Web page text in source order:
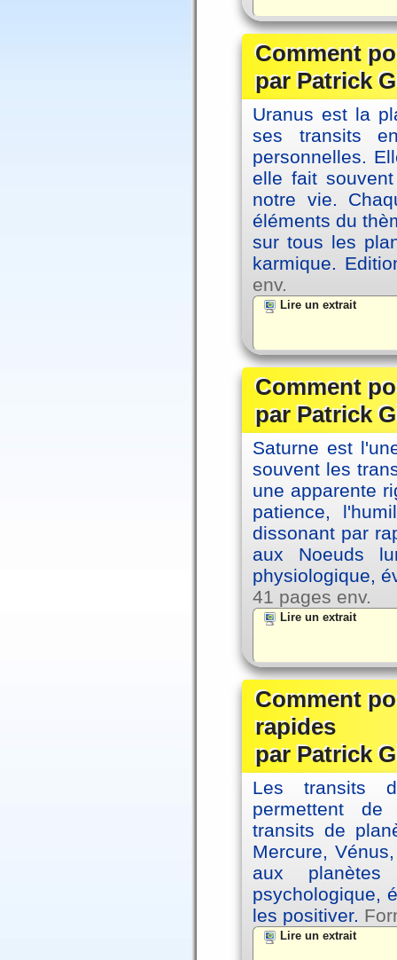
Comment
par Patrick
Uranus est la
ses transits
personnelles.
elle fait
notre vie.
éléments du
sur tous les
karmique.
env.
Lire un extrait
Comment
par Patrick
Saturne est
souvent les
une apparente
patience,
dissonant par
aux Noeuds
physiologique,
41 pages env.
Lire un extrait
Comment
rapides
par Patrick
Les transits
permettent de
transits de
Mercure,
aux
psychologique,
les positiver.
Lire un extrait